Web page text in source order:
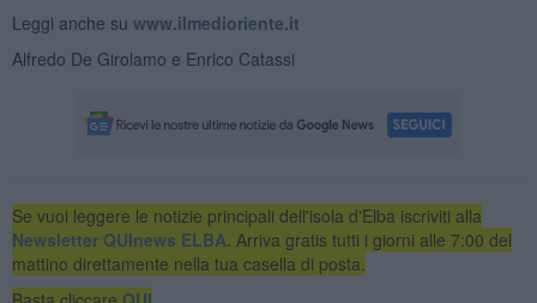
Leggi anche su www.ilmedioriente.it
Alfredo De Girolamo e Enrico Catassi
Se vuoi leggere le notizie principali dell'isola d'Elba iscriviti alla
Newsletter QUInews ELBA. Arriva gratis tutti i giorni alle 7:00 del
mattino direttamente nella tua casella di posta.